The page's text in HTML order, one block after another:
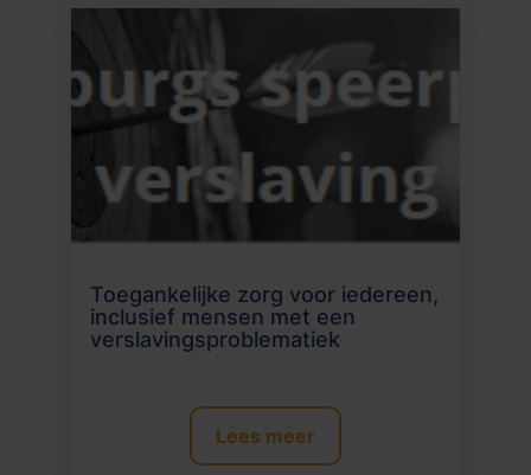
Toegankelijke zorg voor iedereen,
inclusief mensen met een
verslavingsproblematiek
Lees meer